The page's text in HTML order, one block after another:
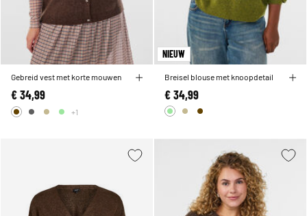
Gebreid vest met korte mouwen
€ 34,99
+1
NIEUW
Breisel blouse met knoopdetail
€ 34,99